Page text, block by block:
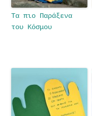
Τα πιο Παράξενα
του Κόσμου